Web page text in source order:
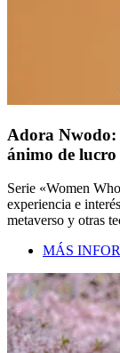
Adora Nwodo:
ánimo de
Serie «Women
experiencia e
metaverso y otras
MÁS